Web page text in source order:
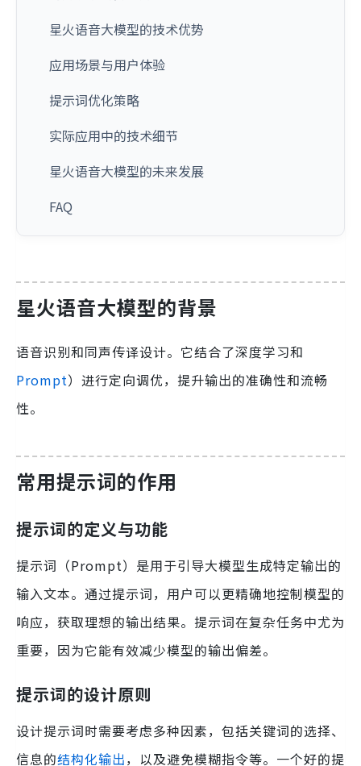
星火语音大模型的技术优势
应用场景与用户体验
提示词优化策略
实际应用中的技术细节
星火语音大模型的未来发展
FAQ
星火语音大模型的背景
语音识别和同声传译设计。它结合了深度学习和
Prompt）进行定向调优，提升输出的准确性和流畅
性。
常用提示词的作用
提示词的定义与功能
提示词（Prompt）是用于引导大模型生成特定输出的
输入文本。通过提示词，用户可以更精确地控制模型的
响应，获取理想的输出结果。提示词在复杂任务中尤为
重要，因为它能有效减少模型的输出偏差。
提示词的设计原则
设计提示词时需要考虑多种因素，包括关键词的选择、
信息的结构化输出，以及避免模糊指令等。一个好的提